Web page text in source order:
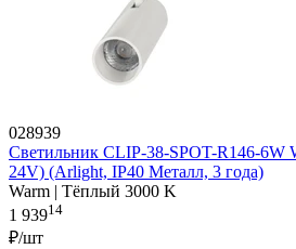
028939
Светильник CLIP-38-SPOT-R146-6W
24V) (Arlight, IP40 Металл, 3 года)
Warm | Тёплый 3000 K
1 93914
₽/шт